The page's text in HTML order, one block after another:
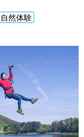
自然体験